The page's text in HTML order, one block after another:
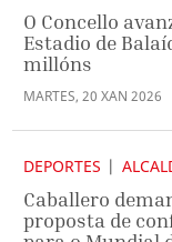
O Concello
Estadio de
millóns
MARTES, 20 XAN 2026
DEPORTES
Caballero
proposta de